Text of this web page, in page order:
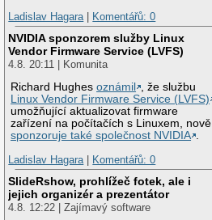
Ladislav Hagara| Komentářů: 0
NVIDIA sponzorem služby Linux
Vendor Firmware Service (LVFS)
4.8. 20:11 | Komunita
Richard Hughesoznámil
, že službu
Linux Vendor Firmware Service (LVFS)
umožňující aktualizovat firmware
zařízení na počítačích s Linuxem, nově
sponzoruje také společnost NVIDIA .
Ladislav Hagara| Komentářů: 0
SlideRshow, prohlížeč fotek, ale i
jejich organizér a prezentátor
4.8. 12:22 | Zajímavý software